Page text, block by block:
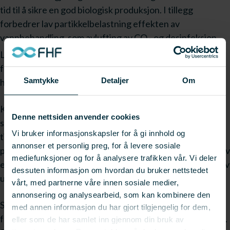
Samtykke Detaljer Om
Denne nettsiden anvender cookies
Vi bruker informasjonskapsler for å gi innhold og
annonser et personlig preg, for å levere sosiale
mediefunksjoner og for å analysere trafikken vår. Vi deler
dessuten informasjon om hvordan du bruker nettstedet
vårt, med partnerne våre innen sosiale medier,
annonsering og analysearbeid, som kan kombinere den
med annen informasjon du har gjort tilgjengelig for dem,
eller som de har samlet inn gjennom din bruk av
tid til å sikre en god biologisk produksjon. I tillegg
forbedrer lav partikkelbelastning effekten av
vannbehandling, som avlufting av CO2og desinfeksjon.
Lav partikkelbelastning kan bidra til å redusere risikoen
for bakteriell produksjon av uønskede stoffer som
hydrogensulfid (H2S).
Kunnskapen fra MikroRAS kan motivere
settefiskprodusenter til å innføre tiltak for å redusere
tilførselen av organisk materiale til vannet og forbedre
partikkelfjerningen. Dette kan inkludere optimalisering av
egen drift, bidrag til metodiske nyvinninger og utvikling av
utstyr som sikrer bedre partikkelfjerning.
Selv om prosjektet har gitt verdifull innsikt, mener
forskerne det fortsatt er områder som krever mer arbeid.